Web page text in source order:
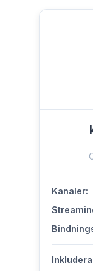
Kanaler: